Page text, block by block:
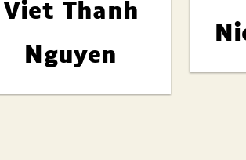
Viet Thanh
Nguyen